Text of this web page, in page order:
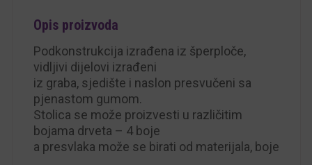
Opis proizvoda
Podkonstrukcija izrađena iz šperploče,
vidljivi dijelovi izrađeni
iz graba, sjedište i naslon presvučeni sa
pjenastom gumom.
Stolica se može proizvesti u različitim
bojama drveta – 4 boje
a presvlaka može se birati od materijala, boje